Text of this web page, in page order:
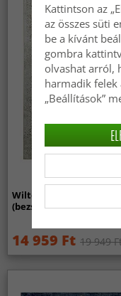
Wilton szőnyeg - Mateur
(bezs)
14 959 Ft 19 949
Kattintson az
az összes süti
be a kívánt
gombra
olvashat arról,
harmadik felek
„Beállítások”